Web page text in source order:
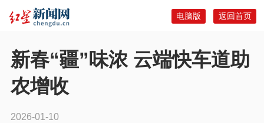
返回首页
电脑版
新春“疆”味浓 云端快车道助
农增收
2026-01-10